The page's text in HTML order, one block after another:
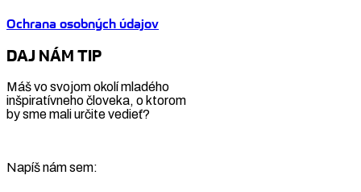
Ochrana osobných údajov
DAJ NÁM TIP
Máš vo svojom okolí mladého
inšpiratívneho človeka, o ktorom
by sme mali určite vedieť?
Napíš nám sem: